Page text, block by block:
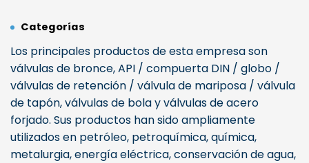
Acerca de Sedelon
Productos
Servicios
Programa de Agentes
Categorías
Los principales productos de esta empresa son
válvulas de bronce, API / compuerta DIN / globo /
válvulas de retención / válvula de mariposa / válvula
de tapón, válvulas de bola y válvulas de acero
forjado. Sus productos han sido ampliamente
utilizados en petróleo, petroquímica, química,
metalurgia, energía eléctrica, conservación de agua,